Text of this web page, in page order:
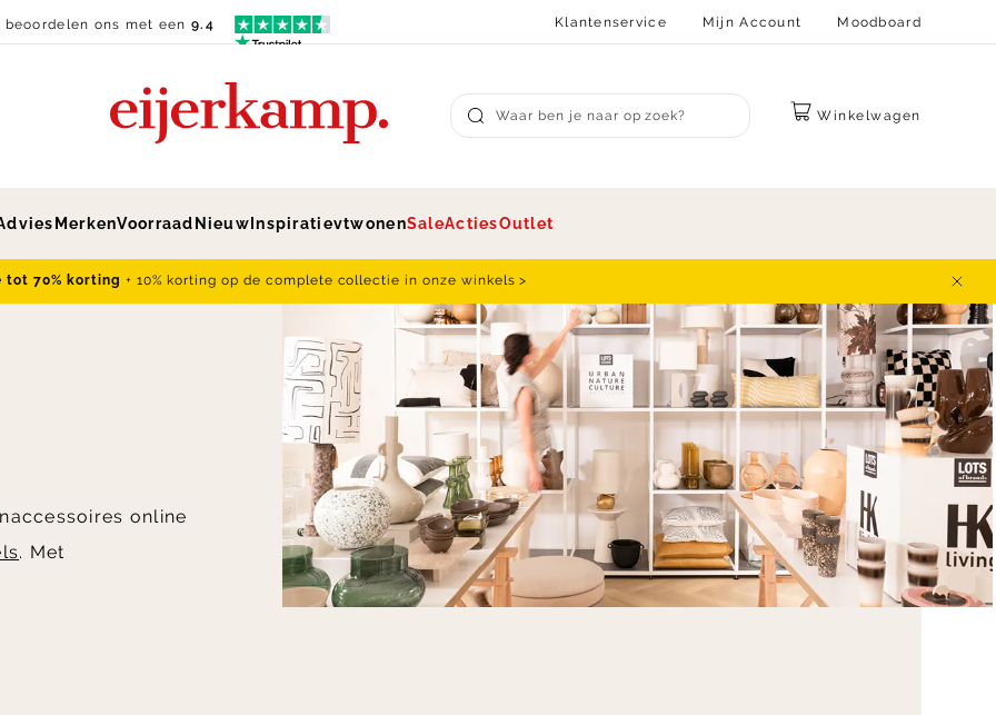
beoordelen ons met een9.4 Klantenservice Mijn Account Moodboard
Submit search
Winkelwagen
MerkenVoorraad Nieuw InspiratievtwonenSaleActiesOutlet
tot 70% korting + 10% korting op de complete collectie in onze winkels >
online
. Met